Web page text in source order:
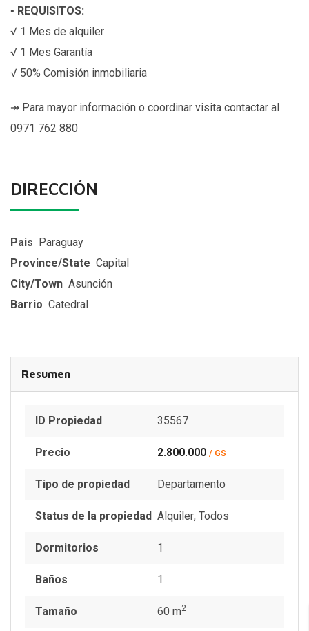
▪ REQUISITOS:
√ 1 Mes de alquiler
√ 1 Mes Garantía
√ 50% Comisión inmobiliaria
↠ Para mayor información o coordinar visita contactar al
0971 762 880
DIRECCIÓN
Pais Paraguay
Province/State Capital
City/Town Asunción
Barrio Catedral
Resumen
ID Propiedad 35567
Precio 2.800.000 / GS
Tipo de propiedad Departamento
Status de la propiedad Alquiler, Todos
Dormitorios 1
Baños 1
Tamaño 60 m2